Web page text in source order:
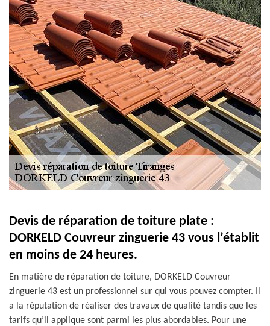
Devis de réparation de toiture plate :
DORKELD Couvreur zinguerie 43 vous l’établit
en moins de 24 heures.
En matière de réparation de toiture, DORKELD Couvreur
zinguerie 43 est un professionnel sur qui vous pouvez compter. Il
a la réputation de réaliser des travaux de qualité tandis que les
tarifs qu’il applique sont parmi les plus abordables. Pour une